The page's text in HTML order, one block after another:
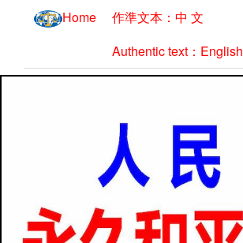
Home
作準文本：中 文
Authentic text：English